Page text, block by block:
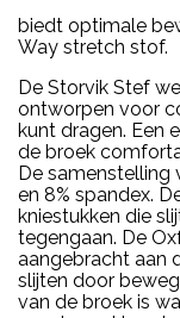
biedt optimale
Way stretch stof.
De Storvik Stef
ontworpen voor
kunt dragen. Een
de broek
De samenstelling
en 8% spandex.
kniestukken die
tegengaan. De
aangebracht aan
slijten door
van de broek is